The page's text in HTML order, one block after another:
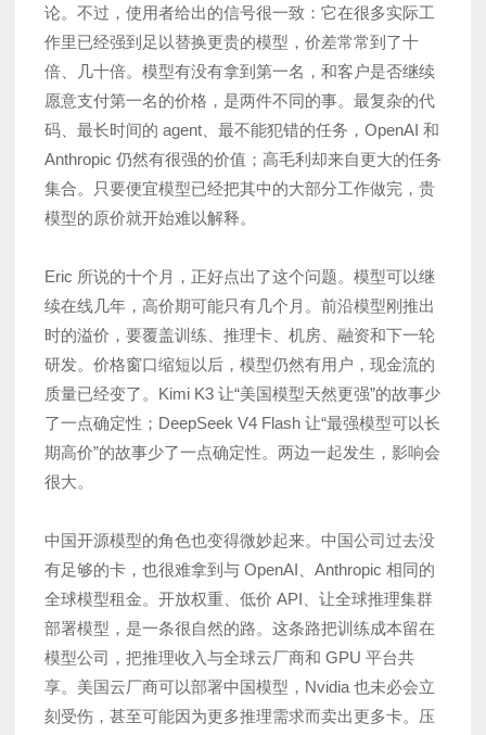
论。不过，使用者给出的信号很一致：它在很多实际工
作里已经强到足以替换更贵的模型，价差常常到了十
倍、几十倍。模型有没有拿到第一名，和客户是否继续
愿意支付第一名的价格，是两件不同的事。最复杂的代
码、最长时间的 agent、最不能犯错的任务，OpenAI 和
Anthropic 仍然有很强的价值；高毛利却来自更大的任务
集合。只要便宜模型已经把其中的大部分工作做完，贵
模型的原价就开始难以解释。
Eric 所说的十个月，正好点出了这个问题。模型可以继
续在线几年，高价期可能只有几个月。前沿模型刚推出
时的溢价，要覆盖训练、推理卡、机房、融资和下一轮
研发。价格窗口缩短以后，模型仍然有用户，现金流的
质量已经变了。Kimi K3 让“美国模型天然更强”的故事少
了一点确定性；DeepSeek V4 Flash 让“最强模型可以长
期高价”的故事少了一点确定性。两边一起发生，影响会
很大。
中国开源模型的角色也变得微妙起来。中国公司过去没
有足够的卡，也很难拿到与 OpenAI、Anthropic 相同的
全球模型租金。开放权重、低价 API、让全球推理集群
部署模型，是一条很自然的路。这条路把训练成本留在
模型公司，把推理收入与全球云厂商和 GPU 平台共
享。美国云厂商可以部署中国模型，Nvidia 也未必会立
刻受伤，甚至可能因为更多推理需求而卖出更多卡。压